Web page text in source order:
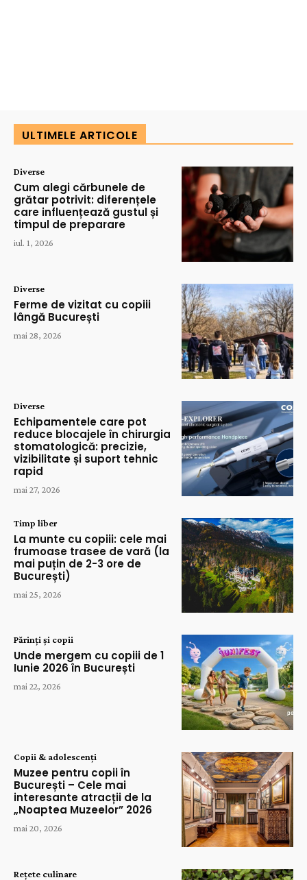
ULTIMELE ARTICOLE
Diverse
Cum alegi cărbunele de
grătar potrivit: diferențele
care influențează gustul și
timpul de preparare
iul. 1, 2026
Diverse
Ferme de vizitat cu copiii
lângă București
mai 28, 2026
Diverse
Echipamentele care pot
reduce blocajele în chirurgia
stomatologică: precizie,
vizibilitate și suport tehnic
rapid
mai 27, 2026
Timp liber
La munte cu copiii: cele mai
frumoase trasee de vară (la
mai puțin de 2-3 ore de
București)
mai 25, 2026
Părinți și copii
Unde mergem cu copiii de 1
Iunie 2026 în București
mai 22, 2026
Copii & adolescenți
Muzee pentru copii în
București – Cele mai
interesante atracții de la
„Noaptea Muzeelor” 2026
mai 20, 2026
Rețete culinare